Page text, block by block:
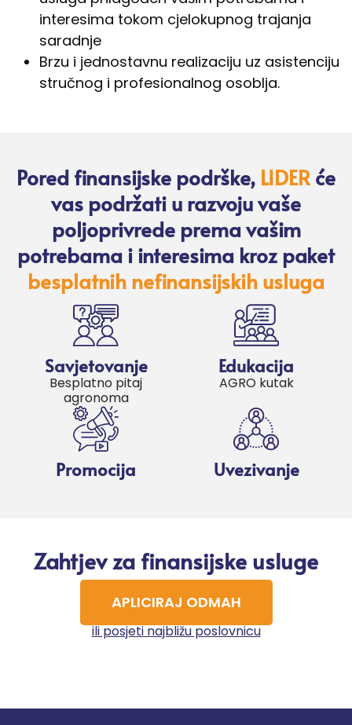
interesima tokom cjelokupnog trajanja
saradnje
Brzu i jednostavnu realizaciju uz asistenciju
stručnog i profesionalnog osoblja.
Pored finansijske podrške, LIDERće
vas podržati u razvoju vaše
poljoprivrede prema vašim
potrebama i interesima kroz paket
besplatnih nefinansijskih usluga
Savjetovanje
Besplatno pitaj
agronoma
Edukacija
AGRO kutak
Promocija Uvezivanje
Zahtjev za finansijske usluge
APLICIRAJ ODMAH
ili posjeti najbližu poslovnicu